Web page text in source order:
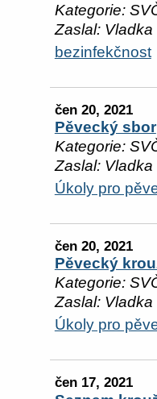
Kategorie:
Zaslal: Vladka
bezinfekčnost
čen 20, 2021
Pěvecký sbor
Kategorie:
Zaslal: Vladka
Úkoly pro
čen 20, 2021
Pěvecký
Kategorie:
Zaslal: Vladka
Úkoly pro
čen 17, 2021